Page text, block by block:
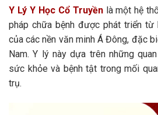
Y Lý Y Học Cổ Truyềnlà một hệ
pháp chữa bệnh được phát triển từ
của các nền văn minh Á Đông, đặc
Nam. Y lý này dựa trên những
sức khỏe và bệnh tật trong mối
trụ.